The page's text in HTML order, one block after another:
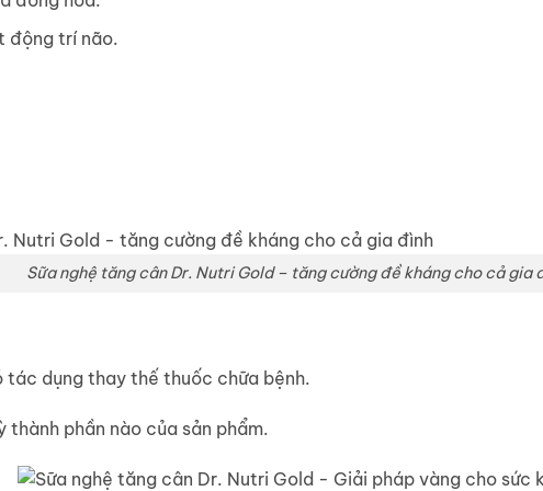
động trí não.
Sữa nghệ tăng cân Dr. Nutri Gold – tăng cường đề kháng cho cả gia
tác dụng thay thế thuốc chữa bệnh.
thành phần nào của sản phẩm.